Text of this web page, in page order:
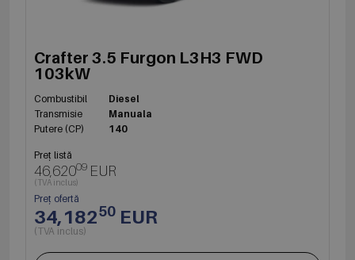
Crafter 3.5 Furgon L3H3 FWD
103kW
Combustibil
Diesel
Transmisie
Manuala
Putere (CP)
140
Preț listă
46,62009 EUR
(TVA inclus)
Preț ofertă
34,18250 EUR
(TVA inclus)